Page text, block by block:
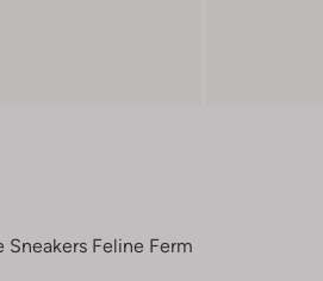
Sneakers Feline Ferm